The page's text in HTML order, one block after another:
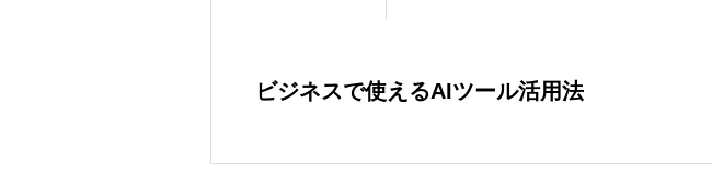
ビジネスで使えるAIツール活用法